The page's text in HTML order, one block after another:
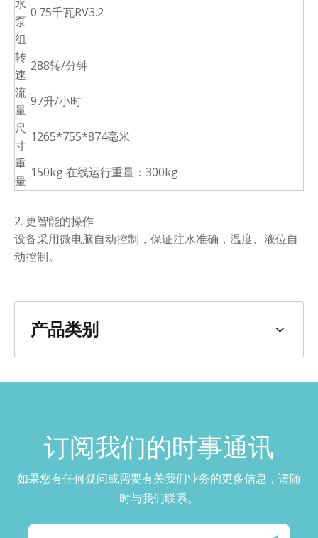
水
泵
组
0.75千瓦RV3.2
转
速
288转/分钟
流
量
97升/小时
尺
寸
1265*755*874毫米
重
量
150kg 在线运行重量：300kg
2. 更智能的操作
设备采用微电脑自动控制，保证注水准确，温度、液位自
动控制。
产品类别
订阅我们的时事通讯​​​​​​​
如果您有任何疑问或需要有关我们业务的更多信息，请随
时与我们联系。